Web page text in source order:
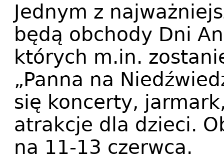
Jednym z
będą obchody Dni
których m.in.
„Panna na
się koncerty,
atrakcje dla dzieci.
na 11-13 czerwca.